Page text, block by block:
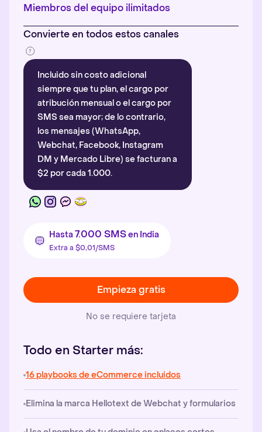
Miembros del equipo ilimitados
Convierte en todos estos canales
Incluido sin costo adicional
siempre que tu plan, el cargo por
atribución mensual o el cargo por
SMS sea mayor; de lo contrario,
los mensajes (WhatsApp,
Webchat, Facebook, Instagram
DM y Mercado Libre) se facturan a
$2 por cada 1.000.
Hasta 7.000 SMSen India
Extra a $0,01/SMS
Empieza gratis
No se requiere tarjeta
Todo en Starter más:
16 playbooks de eCommerce incluidos
Elimina la marca Hellotext de Webchat y formularios